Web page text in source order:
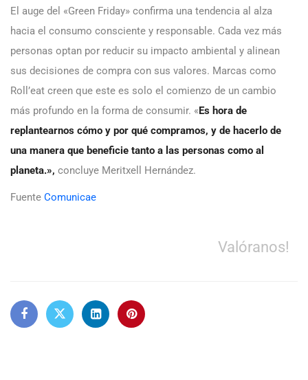
El auge del «Green Friday» confirma una tendencia al alza
hacia el consumo consciente y responsable. Cada vez más
personas optan por reducir su impacto ambiental y alinean
sus decisiones de compra con sus valores. Marcas como
Roll’eat creen que este es solo el comienzo de un cambio
más profundo en la forma de consumir. «Es hora de
replantearnos cómo y por qué compramos, y de hacerlo de
una manera que beneficie tanto a las personas como al
planeta.», concluye Meritxell Hernández.
Fuente Comunicae
Valóranos!